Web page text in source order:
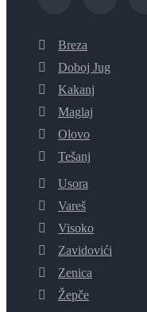
Breza
Doboj Jug
Kakanj
Maglaj
Olovo
Tešanj
Usora
Vareš
Visoko
Zavidovići
Zenica
Žepče